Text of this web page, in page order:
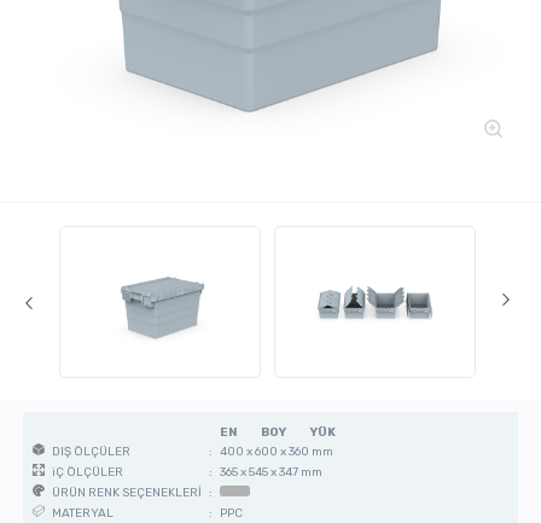
EN BOY
YÜK
DIŞ ÖLÇÜLER
: 400 x 600 x 360 mm
iÇ ÖLÇÜLER
: 365 x 545 x 347 mm
ÜRÜN RENK SEÇENEKLERİ :
MATERYAL
:
PPC